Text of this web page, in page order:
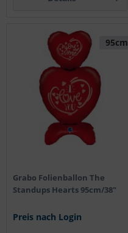
95cm
Grabo Folienballon The
Standups Hearts 95cm/38"
Preis nach Login